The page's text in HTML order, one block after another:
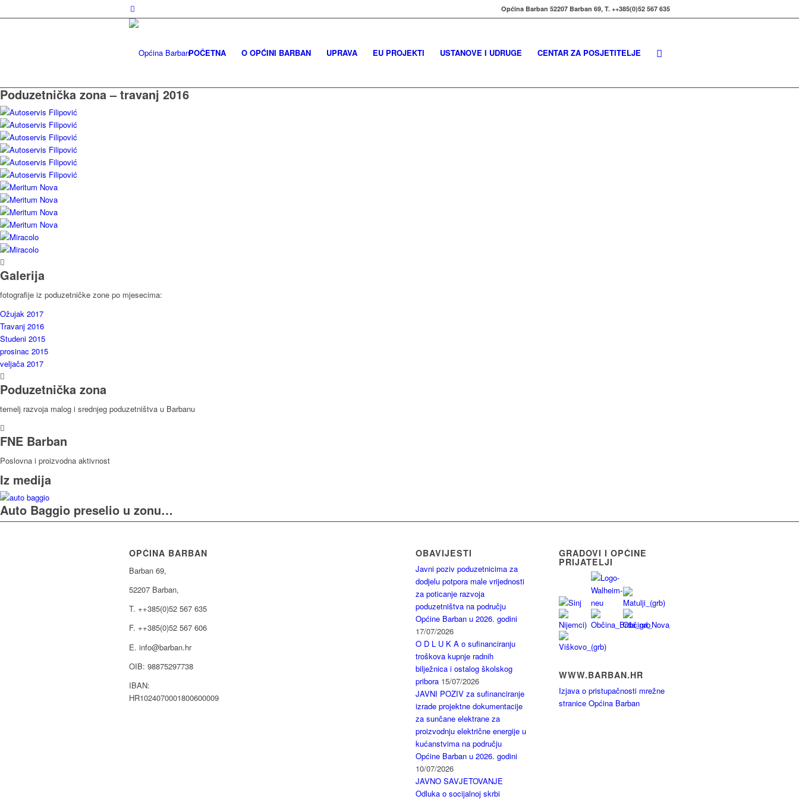
Općina Barban 52207 Barban 69, T. ++385(0)52 567 635
POČETNA O OPĆINI BARBAN UPRAVA EU PROJEKTI USTANOVE I UDRUGE CENTAR ZA POSJETITELJE
Poduzetnička zona – travanj 2016
Galerija
fotografije iz poduzetničke zone po mjesecima:
Ožujak 2017
Travanj 2016
Studeni 2015
prosinac 2015
veljača 2017
Poduzetnička zona
temelj razvoja malog i srednjeg poduzetništva u Barbanu
FNE Barban
Poslovna i proizvodna aktivnost
Iz medija
Auto Baggio preselio u zonu…
OPĆINA BARBAN
Barban 69,
52207 Barban,
T. ++385(0)52 567 635
F. ++385(0)52 567 606
E. info@barban.hr
OIB: 98875297738
IBAN:
HR1024070001800600009
OBAVIJESTI
Javni poziv poduzetnicima za
dodjelu potpora male vrijednosti
za poticanje razvoja
poduzetništva na području
Općine Barban u 2026. godini
17/07/2026
O D L U K A o sufinanciranju
troškova kupnje radnih
bilježnica i ostalog školskog
pribora 15/07/2026
JAVNI POZIV za sufinanciranje
izrade projektne dokumentacije
za sunčane elektrane za
proizvodnju električne energije u
kućanstvima na području
Općine Barban u 2026. godini
10/07/2026
JAVNO SAVJETOVANJE
Odluka o socijalnoj skrbi
GRADOVI I OPĆINE
PRIJATELJI
WWW.BARBAN.HR
Izjava o pristupačnosti mrežne
stranice Općina Barban